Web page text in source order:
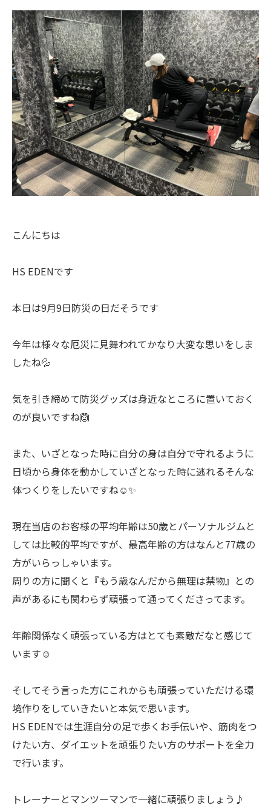
こんにちは
HS EDENです
本日は9月9日防災の日だそうです
今年は様々な厄災に見舞われてかなり大変な思いをしま
したね💦
気を引き締めて防災グッズは身近なところに置いておく
のが良いですね🙆
また、いざとなった時に自分の身は自分で守れるように
日頃から身体を動かしていざとなった時に逃れるそんな
体つくりをしたいですね☺️✨
現在当店のお客様の平均年齢は50歳とパーソナルジムと
しては比較的平均ですが、最高年齢の方はなんと77歳の
方がいらっしゃいます。
周りの方に聞くと『もう歳なんだから無理は禁物』との
声があるにも関わらず頑張って通ってくださってます。
年齢関係なく頑張っている方はとても素敵だなと感じて
います☺️
そしてそう言った方にこれからも頑張っていただける環
境作りをしていきたいと本気で思います。
HS EDENでは生涯自分の足で歩くお手伝いや、筋肉をつ
けたい方、ダイエットを頑張りたい方のサポートを全力
で行います。
トレーナーとマンツーマンで一緒に頑張りましょう♪